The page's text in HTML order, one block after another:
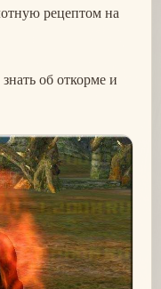
рецептом на
об откорме и